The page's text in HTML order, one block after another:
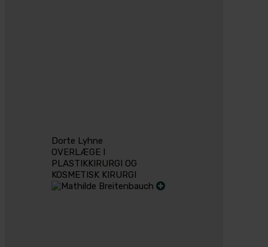
Dorte Lyhne
OVERLÆGE I
PLASTIKKIRURGI OG
KOSMETISK KIRURGI